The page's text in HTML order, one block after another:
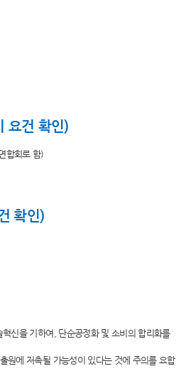
요건 확인)
합회로 함)
확인)
신을 기하여, 단순공정화 및 소비의 합리화를
원에 저촉될 가능성이 있다는 것에 주의를 요합